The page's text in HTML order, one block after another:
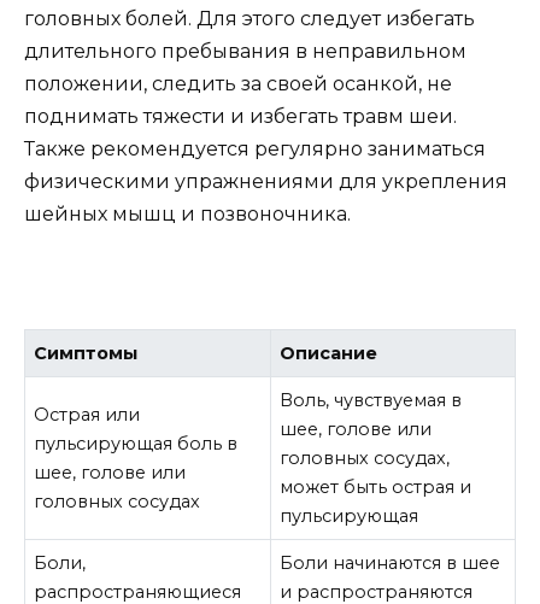
головных болей. Для этого следует избегать
длительного пребывания в неправильном
положении, следить за своей осанкой, не
поднимать тяжести и избегать травм шеи.
Также рекомендуется регулярно заниматься
физическими упражнениями для укрепления
шейных мышц и позвоночника.
Симптомы Описание
Острая или
пульсирующая боль в
шее, голове или
головных сосудах
Bоль, чувствуемая в
шее, голове или
головных сосудах,
может быть острая и
пульсирующая
Боли,
распространяющиеся
Боли начинаются в шее
и распространяются